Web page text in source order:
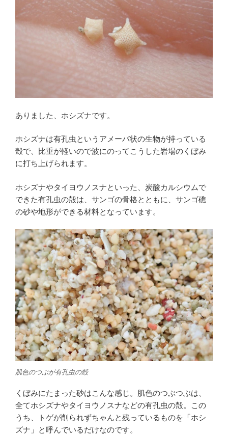
ありました、ホシズナです。
ホシズナは有孔虫というアメーバ状の生物が持っている
殻で、比重が軽いので波にのってこうした岩場のくぼみ
に打ち上げられます。
ホシズナやタイヨウノスナといった、炭酸カルシウムで
できた有孔虫の殻は、サンゴの骨格とともに、サンゴ礁
の砂や地形ができる材料となっています。
肌色のつぶが有孔虫の殻
くぼみにたまった砂はこんな感じ。肌色のつぶつぶは、
全てホシズナやタイヨウノスナなどの有孔虫の殻。この
うち、トゲが削られずちゃんと残っているものを「ホシ
ズナ」と呼んでいるだけなのです。